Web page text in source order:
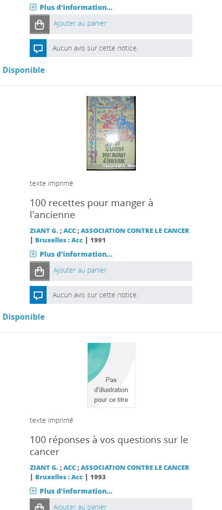
Plus d'information...
Ajouter au panier
Aucun avis sur cette notice.
Disponible
texte imprimé
100 recettes pour manger à
l'ancienne
ZIANT G.;ACC;ASSOCIATION CONTRE LE CANCER
| Bruxelles : Acc| 1991
Plus d'information...
Ajouter au panier
Aucun avis sur cette notice.
Disponible
texte imprimé
100 réponses à vos questions sur le
cancer
ZIANT G.;ACC;ASSOCIATION CONTRE LE CANCER
| Bruxelles : Acc| 1993
Plus d'information...
Ajouter au panier